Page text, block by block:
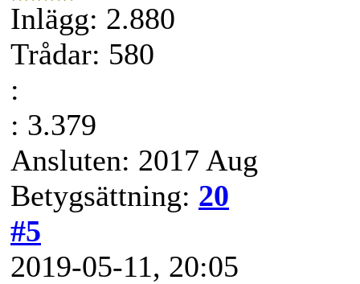
Inlägg: 2.880
Trådar: 580
:
: 3.379
Ansluten: 2017 Aug
Betygsättning: 20
#5
2019-05-11, 20:05